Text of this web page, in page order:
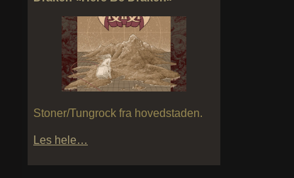
Stoner/Tungrock fra hovedstaden.
Les hele…